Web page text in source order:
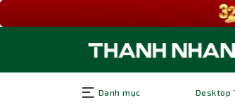
Danh mục Desktop